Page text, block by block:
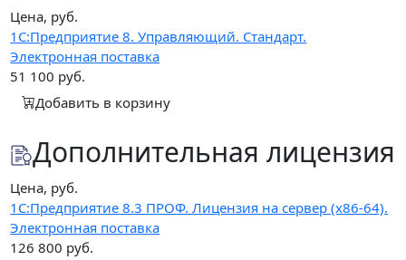
Цена, руб.
1С:Предприятие 8. Управляющий. Стандарт.
Электронная поставка
51 100 руб.
Добавить в корзину
Дополнительная лицензия
Цена, руб.
1С:Предприятие 8.3 ПРОФ. Лицензия на сервер (x86-64).
Электронная поставка
126 800 руб.